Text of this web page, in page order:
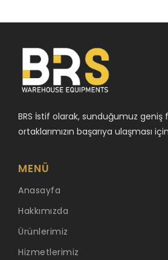
BRS İstif olarak, sunduğumuz
ortaklarımızın başarıya ulaşması
MENÜ
Anasayfa
Hakkımızda
Ürünlerimiz
Hizmetlerimiz